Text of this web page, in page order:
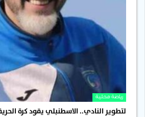
رياضة محلية
لتطوير النادي.. الاسطنبلي يقود كرة الحرية